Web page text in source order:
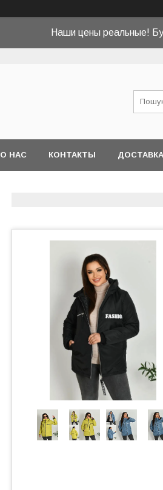
Наши цены реальные!
О НАС КОНТАКТЫ